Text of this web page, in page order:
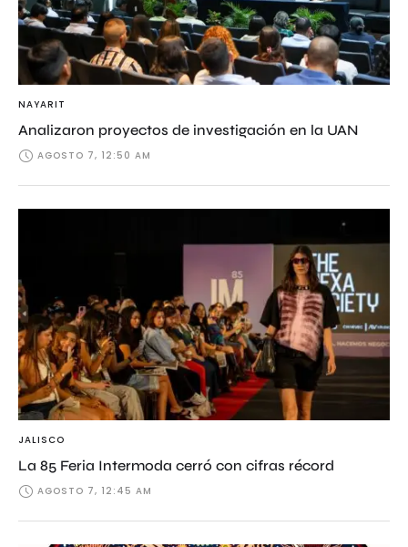
NAYARIT
Analizaron proyectos de investigación en la UAN
AGOSTO 7, 12:50 AM
JALISCO
La 85 Feria Intermoda cerró con cifras récord
AGOSTO 7, 12:45 AM